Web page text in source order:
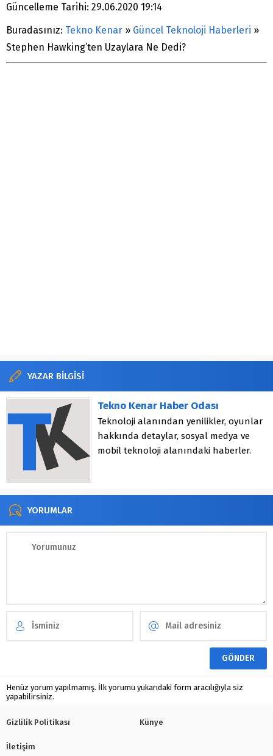
Güncelleme Tarihi: 29.06.2020 19:14
Buradasınız: Tekno Kenar » Güncel Teknoloji Haberleri »
Stephen Hawking’ten Uzaylara Ne Dedi?
YAZAR BİLGİSİ
Tekno Kenar Haber Odası
Teknoloji alanından yenilikler, oyunlar
hakkında detaylar, sosyal medya ve
mobil teknoloji alanındaki haberler.
YORUMLAR
Henüz yorum yapılmamış. İlk yorumu yukarıdaki form aracılığıyla siz
yapabilirsiniz.
Gizlilik Politikası Künye
İletişim